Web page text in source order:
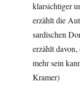
klarsichtiger
erzählt die
sardischen
erzählt davon,
mehr sein
Kramer)